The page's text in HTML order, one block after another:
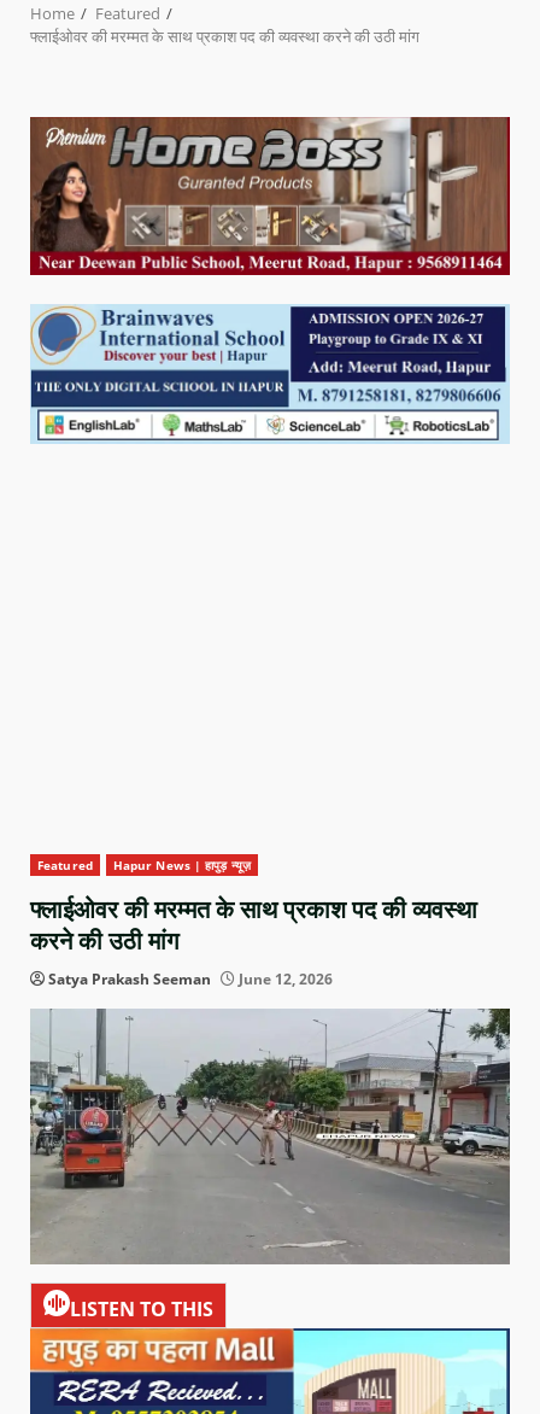
Home
Featured
फ्लाईओवर की मरम्मत के साथ प्रकाश पद की व्यवस्था करने की उठी मांग
Featured Hapur News | हापुड़ न्यूज़
फ्लाईओवर की मरम्मत के साथ प्रकाश पद की व्यवस्था
करने की उठी मांग
Satya Prakash Seeman June 12, 2026
LISTEN TO THIS